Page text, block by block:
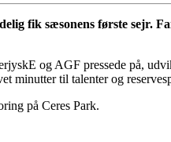
fik sæsonens første sejr.
og AGF pressede på,
minutter til talenter og